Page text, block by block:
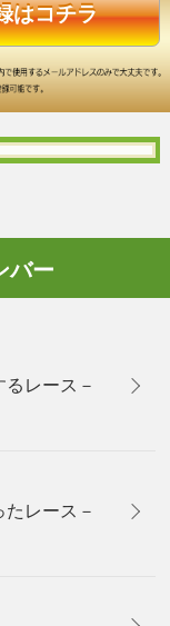
はコチラ
バー
レース－
レース－